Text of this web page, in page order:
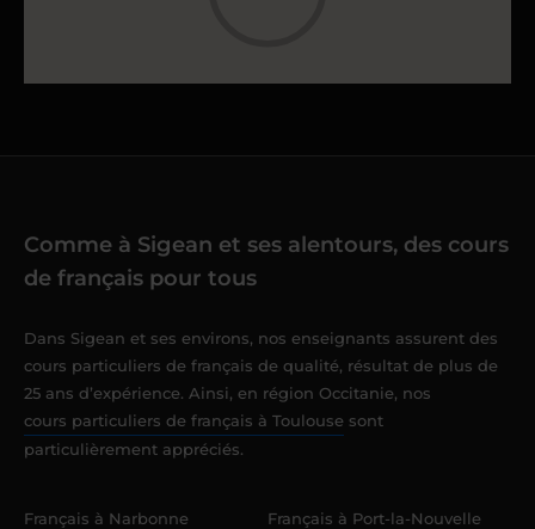
Comme à Sigean et ses alentours, des cours
de français pour tous
Dans Sigean et ses environs, nos enseignants assurent des
cours particuliers de français de qualité, résultat de plus de
25 ans d’expérience. Ainsi, en région Occitanie, nos
cours particuliers de français à Toulouse sont
particulièrement appréciés.
Français à Narbonne
Français à Port-la-Nouvelle